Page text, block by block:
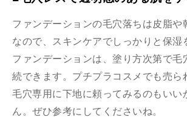
ファンデーションの毛穴落ちは皮脂や
なので、スキンケアでしっかりと保湿
ファンデーションは、塗り方次第で毛
続できます。プチプラコスメでも売ら
毛穴専用に下地に頼ってみるのもいい
ん。ぜひ参考にしてくださいね。